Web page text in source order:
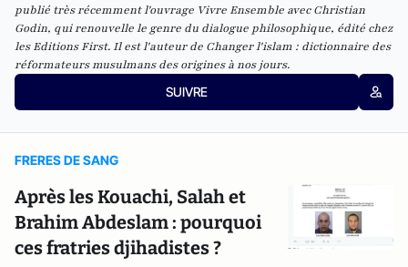
publié très récemment l'ouvrage Vivre Ensemble avec Christian
Godin, qui renouvelle le genre du dialogue philosophique, édité chez
les Editions First. Il est l'auteur de Changer l'islam : dictionnaire des
réformateurs musulmans des origines à nos jours.
SUIVRE
FRERES DE SANG
Après les Kouachi, Salah et
Brahim Abdeslam : pourquoi
ces fratries djihadistes ?